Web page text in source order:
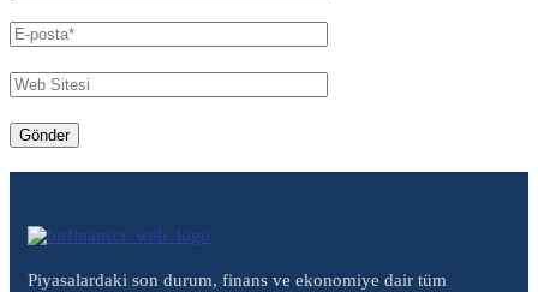
Piyasalardaki son durum, finans ve ekonomiye dair tüm